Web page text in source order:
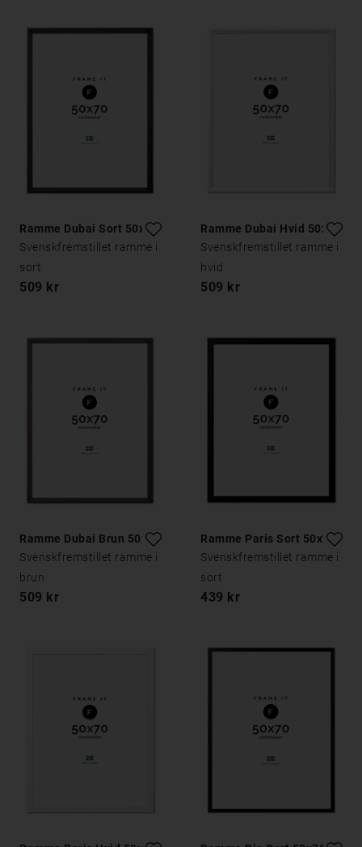
Ramme Dubai Sort 50x70
Svenskfremstillet ramme i
sort
509 kr
Ramme Dubai Hvid 50x70
Svenskfremstillet ramme i
hvid
509 kr
Ramme Dubai Brun 50x70
Svenskfremstillet ramme i
brun
509 kr
Ramme Paris Sort 50x70
Svenskfremstillet ramme i
sort
439 kr